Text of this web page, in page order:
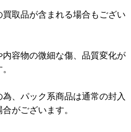
取品が含まれる場合もござい
容物の微細な傷、品質変化が
、パック系商品は通常の封入
がございます。